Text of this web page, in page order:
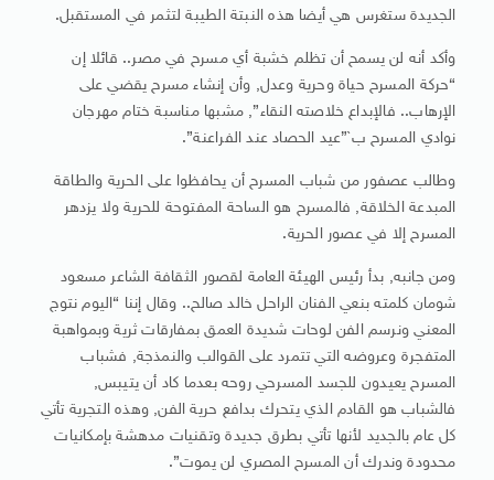
الجديدة ستغرس هي أيضا هذه النبتة الطيبة لتثمر في المستقبل.
وأكد أنه لن يسمح أن تظلم خشبة أي مسرح في مصر.. قائلا إن
“حركة المسرح حياة وحرية وعدل, وأن إنشاء مسرح يقضي على
الإرهاب.. فالإبداع خلاصته النقاء”, مشبها مناسبة ختام مهرجان
نوادي المسرح ب`”عيد الحصاد عند الفراعنة”.
وطالب عصفور من شباب المسرح أن يحافظوا على الحرية والطاقة
المبدعة الخلاقة, فالمسرح هو الساحة المفتوحة للحرية ولا يزدهر
المسرح إلا في عصور الحرية.
ومن جانبه, بدأ رئيس الهيئة العامة لقصور الثقافة الشاعر مسعود
شومان كلمته بنعي الفنان الراحل خالد صالح.. وقال إننا “اليوم نتوج
المعني ونرسم الفن لوحات شديدة العمق بمفارقات ثرية وبمواهبة
المتفجرة وعروضه التي تتمرد على القوالب والنمذجة, فشباب
المسرح يعيدون للجسد المسرحي روحه بعدما كاد أن يتيبس,
فالشباب هو القادم الذي يتحرك بدافع حرية الفن, وهذه التجرية تأتي
كل عام بالجديد لأنها تأتي بطرق جديدة وتقنيات مدهشة بإمكانيات
محدودة وندرك أن المسرح المصري لن يموت”.